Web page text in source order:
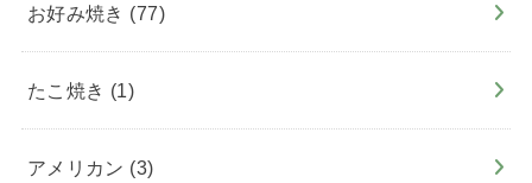
お好み焼き (77)
たこ焼き (1)
アメリカン (3)